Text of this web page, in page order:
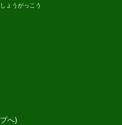
ょうがっこう
へ)